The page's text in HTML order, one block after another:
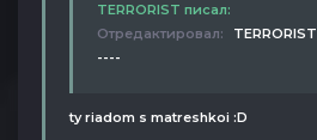
TERRORIST писал:
Отредактировал:
TERRORIST
----
ty riadom s matreshkoi :D